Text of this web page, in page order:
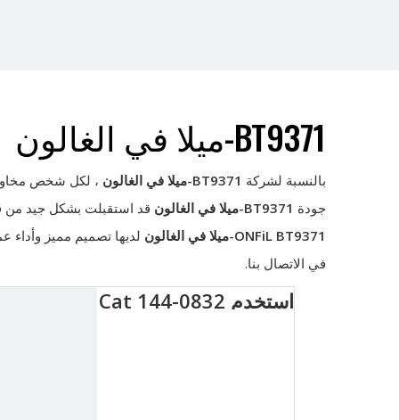
BT9371-ميلا في الغالون
بالنسبة لشركة BT9371-ميلا في الغالون
، لكل شخص مخاوف
جودة BT9371-ميلا في الغالون قد استقبلت بشكل جيد من
ONFiL BT9371-ميلا في الغالون لديها تصميم مميز
في الاتصال بنا.
استخدم Cat 144-0832